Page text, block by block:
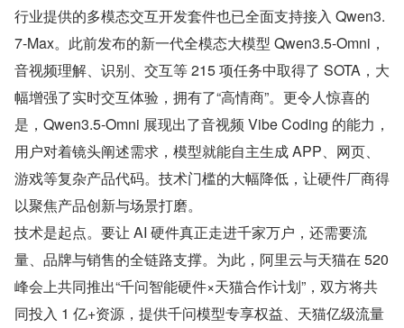
行业提供的多模态交互开发套件也已全面支持接入 Qwen3.
7-Max。此前发布的新一代全模态大模型 Qwen3.5-Omni，
音视频理解、识别、交互等 215 项任务中取得了 SOTA，大
幅增强了实时交互体验，拥有了“高情商”。更令人惊喜的
是，Qwen3.5-Omni 展现出了音视频 Vibe Coding 的能力，
用户对着镜头阐述需求，模型就能自主生成 APP、网页、
游戏等复杂产品代码。技术门槛的大幅降低，让硬件厂商得
以聚焦产品创新与场景打磨。
技术是起点。要让 AI 硬件真正走进千家万户，还需要流
量、品牌与销售的全链路支撑。为此，阿里云与天猫在 520
峰会上共同推出“千问智能硬件×天猫合作计划”，双方将共
同投入 1 亿+资源，提供千问模型专享权益、天猫亿级流量